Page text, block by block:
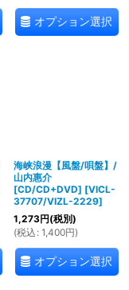
オプション選択
海峡浪漫【風盤/唄盤】/
山内惠介
[CD/CD+DVD] [VICL-
37707/VIZL-2229]
1,273円(税別)
(税込 : 1,400円)
オプション選択